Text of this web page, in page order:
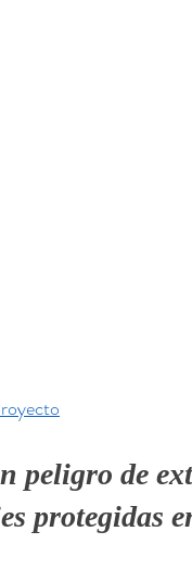
peligro de
protegidas